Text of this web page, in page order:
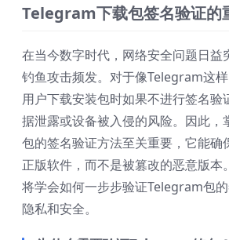
Telegram下载包签名验证的
在当今数字时代，网络安全问题日益
钓鱼攻击频发。对于像Telegram这样
用户下载安装包时如果不进行签名验
据泄露或设备被入侵的风险。因此
包的签名验证方法至关重要，它能确
正版软件，而不是被篡改的恶意版本
将学会如何一步步验证Telegram包
隐私和安全。